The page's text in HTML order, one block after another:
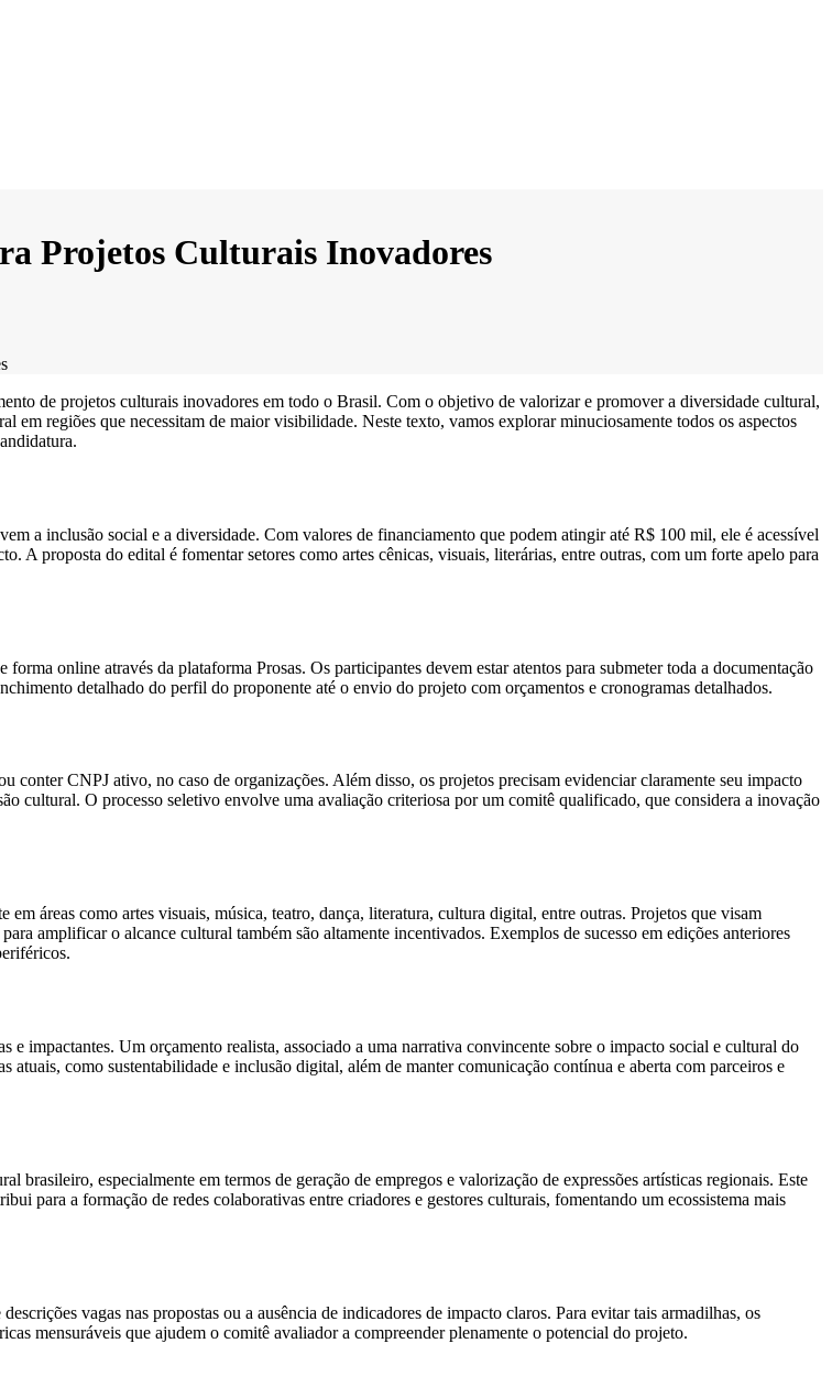
Projetos Culturais Inovadores
de projetos culturais inovadores em todo o Brasil. Com o objetivo de valorizar e promover a diversidade cultural,
em regiões que necessitam de maior visibilidade. Neste texto, vamos explorar minuciosamente todos os aspectos
a inclusão social e a diversidade. Com valores de financiamento que podem atingir até R$ 100 mil, ele é acessível
A proposta do edital é fomentar setores como artes cênicas, visuais, literárias, entre outras, com um forte apelo para
online através da plataforma Prosas. Os participantes devem estar atentos para submeter toda a documentação
detalhado do perfil do proponente até o envio do projeto com orçamentos e cronogramas detalhados.
conter CNPJ ativo, no caso de organizações. Além disso, os projetos precisam evidenciar claramente seu impacto
cultural. O processo seletivo envolve uma avaliação criteriosa por um comitê qualificado, que considera a inovação
em áreas como artes visuais, música, teatro, dança, literatura, cultura digital, entre outras. Projetos que visam
amplificar o alcance cultural também são altamente incentivados. Exemplos de sucesso em edições anteriores
e impactantes. Um orçamento realista, associado a uma narrativa convincente sobre o impacto social e cultural do
atuais, como sustentabilidade e inclusão digital, além de manter comunicação contínua e aberta com parceiros e
brasileiro, especialmente em termos de geração de empregos e valorização de expressões artísticas regionais. Este
para a formação de redes colaborativas entre criadores e gestores culturais, fomentando um ecossistema mais
vagas nas propostas ou a ausência de indicadores de impacto claros. Para evitar tais armadilhas, os
mensuráveis que ajudem o comitê avaliador a compreender plenamente o potencial do projeto.